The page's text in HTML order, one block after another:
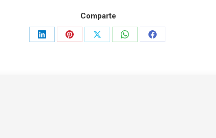
Comparte
Share
Share
Share
Share
Share